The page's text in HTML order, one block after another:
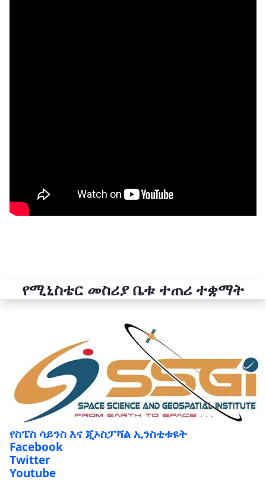
የሚኒስቴር መስሪያ ቤቱ ተጠሪ ተቋማት
የስፔስ ሳይንስ እና ጂኦስፓሻል ኢንስቲቱዩት
Facebook
Twitter
Youtube